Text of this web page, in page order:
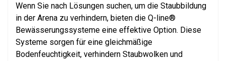
Wenn Sie nach Lösungen suchen, um die Staubbildung
in der Arena zu verhindern, bieten die Q-line®
Bewässerungssysteme eine effektive Option. Diese
Systeme sorgen für eine gleichmäßige
Bodenfeuchtigkeit, verhindern Staubwolken und